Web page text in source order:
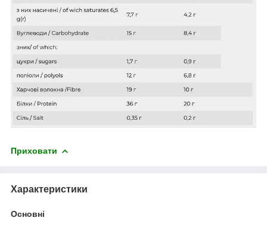
Приховати
Характеристики
Основні